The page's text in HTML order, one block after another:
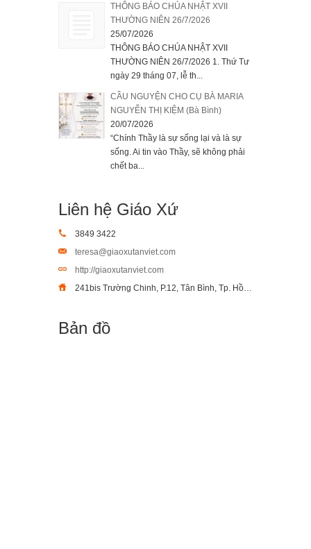
THÔNG BÁO CHÚA NHẬT XVII
THƯỜNG NIÊN 26/7/2026
25/07/2026
THÔNG BÁO CHÚA NHẬT XVII
THƯỜNG NIÊN 26/7/2026 1. Thứ Tư
ngày 29 tháng 07, lễ th...
CẦU NGUYỆN CHO CỤ BÀ MARIA
NGUYỄN THỊ KIỆM (Bà Bình)
20/07/2026
“Chính Thầy là sự sống lại và là sự
sống. Ai tin vào Thầy, sẽ không phải
chết ba...
Liên hệ Giáo Xứ
3849 3422
teresa@giaoxutanviet.com
http://giaoxutanviet.com
241bis Trường Chinh, P.12, Tân Bình, Tp. Hồ Chí Minh
Bản đồ